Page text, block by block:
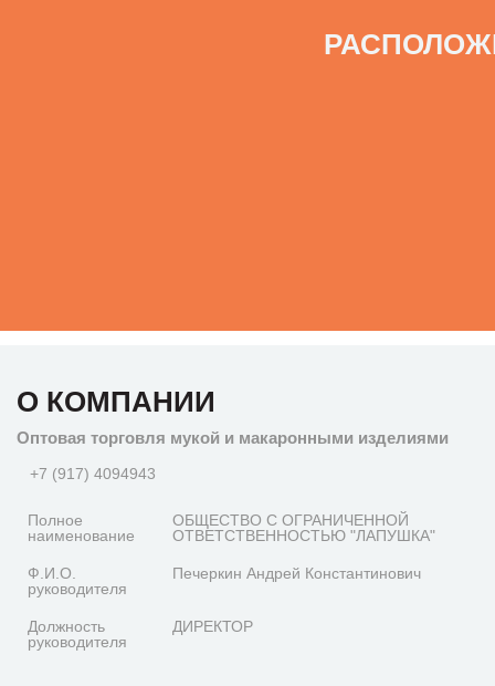
О КОМПАНИИ
Оптовая торговля мукой и макаронными изделиями
+7 (917) 4094943
Полное
наименование
ОБЩЕСТВО С ОГРАНИЧЕННОЙ
ОТВЕТСТВЕННОСТЬЮ "ЛАПУШКА"
Ф.И.О.
руководителя
Печеркин Андрей Константинович
Должность
руководителя
ДИРЕКТОР